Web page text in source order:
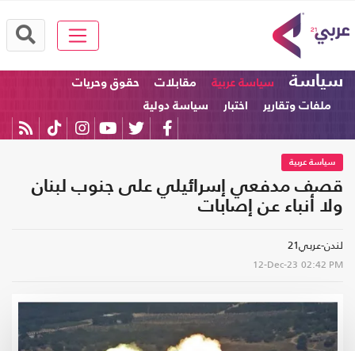
سياسة سياسة عربية مقابلات
حقوق وحريات
ملفات وتقارير
اختبار سياسة دولية
سياسة عربية
قصف مدفعي إسرائيلي على جنوب لبنان
ولا أنباء عن إصابات
لندن-عربي21
12-Dec-23 02:42 PM